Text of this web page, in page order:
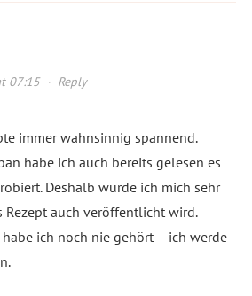
07:15· Reply
immer wahnsinnig spannend.
habe ich auch bereits gelesen es
Deshalb würde ich mich sehr
Rezept auch veröffentlicht wird.
ich noch nie gehört – ich werde